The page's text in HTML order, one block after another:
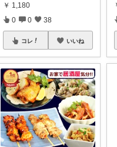
￥ 1,180
0 0 38
コレ いいね